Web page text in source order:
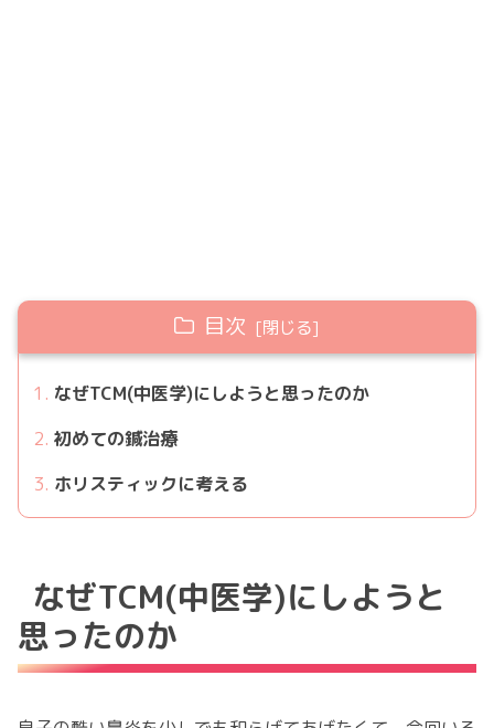
目次
なぜTCM(中医学)にしようと思ったのか
初めての鍼治療
ホリスティックに考える
なぜTCM(中医学)にしようと
思ったのか